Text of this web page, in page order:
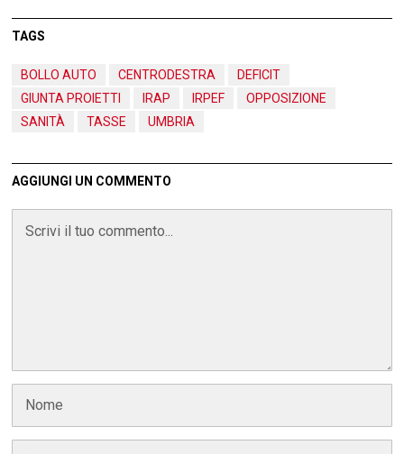
TAGS
BOLLO AUTO CENTRODESTRA
DEFICIT
GIUNTA PROIETTI
IRAP IRPEF
OPPOSIZIONE
SANITÀ
TASSE UMBRIA
AGGIUNGI UN COMMENTO